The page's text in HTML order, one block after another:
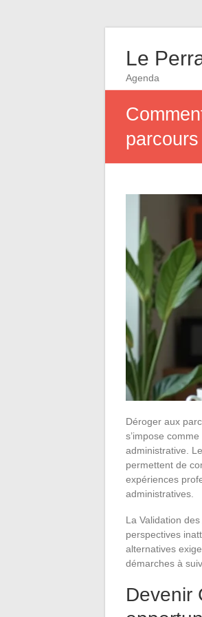
Le
Agenda
parcours
Déroger aux
s’impose
administrative.
permettent de
expériences
administratives.
La Validation
perspectives
alternatives
démarches à
Devenir